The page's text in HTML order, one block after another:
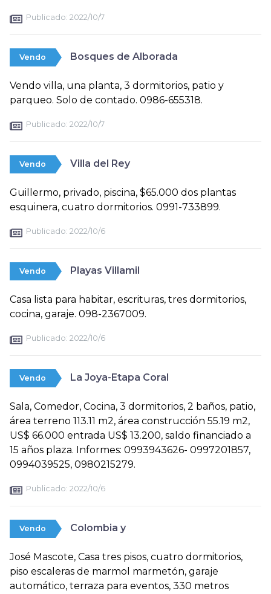
Publicado: 2022/10/7
Vendo Bosques de Alborada
Vendo villa, una planta, 3 dormitorios, patio y
parqueo. Solo de contado. 0986-655318.
Publicado: 2022/10/7
Vendo Villa del Rey
Guillermo, privado, piscina, $65.000 dos plantas
esquinera, cuatro dormitorios. 0991-733899.
Publicado: 2022/10/6
Vendo Playas Villamil
Casa lista para habitar, escrituras, tres dormitorios,
cocina, garaje. 098-2367009.
Publicado: 2022/10/6
Vendo La Joya-Etapa Coral
Sala, Comedor, Cocina, 3 dormitorios, 2 baños, patio,
área terreno 113.11 m2, área construcción 55.19 m2,
US$ 66.000 entrada US$ 13.200, saldo financiado a
15 años plaza. Informes: 0993943626- 0997201857,
0994039525, 0980215279.
Publicado: 2022/10/6
Vendo Colombia y
José Mascote, Casa tres pisos, cuatro dormitorios,
piso escaleras de marmol marmetón, garaje
automático, terraza para eventos, 330 metros